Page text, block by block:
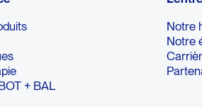
+ BAL
Notre
Notre